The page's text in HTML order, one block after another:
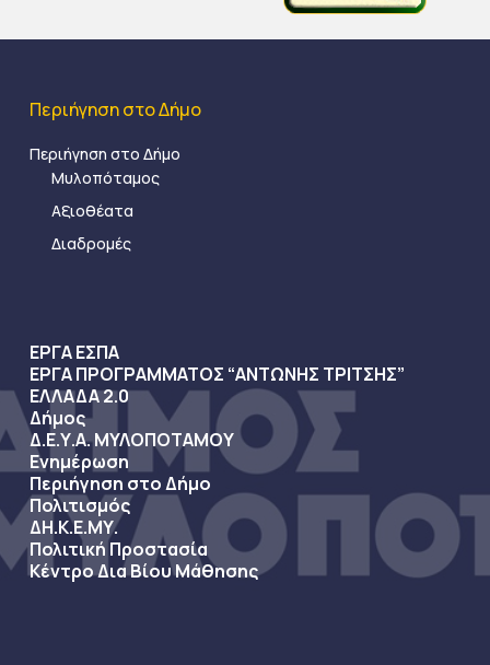
Περιήγηση στο Δήμο
Περιήγηση στο Δήμο
Μυλοπόταμος
Αξιοθέατα
Διαδρομές
ΕΡΓΑ ΕΣΠΑ
ΕΡΓΑ ΠΡΟΓΡΑΜΜΑΤΟΣ “ΑΝΤΩΝΗΣ ΤΡΙΤΣΗΣ”
ΕΛΛΑΔΑ 2.0
Δήμος
Δ.Ε.Υ.Α. ΜΥΛΟΠΟΤΑΜΟΥ
Ενημέρωση
Περιήγηση στο Δήμο
Πολιτισμός
ΔΗ.Κ.Ε.ΜΥ.
Πολιτική Προστασία
Κέντρο Δια Βίου Μάθησης